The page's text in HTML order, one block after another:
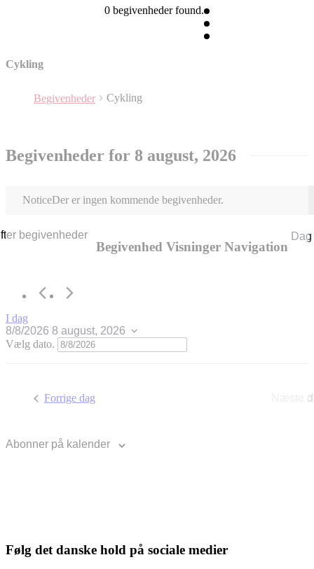
0 begivenheder found.
Cykling
Begivenheder Cykling
Begivenheder for 8 august, 2026
NoticeDer er ingen kommende begivenheder.
begivenheder
Begivenhed Visninger Navigation
Dag
I dag
8/8/2026 8 august, 2026
Vælg dato.
Forrige dag Næste
Abonner på kalender
Følg det danske hold på sociale medier